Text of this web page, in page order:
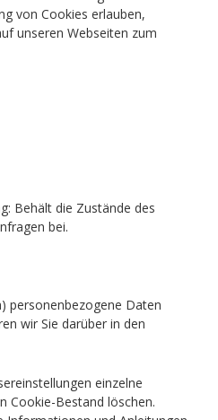
von Cookies erlauben,
unseren Webseiten zum
Behält die Zustände des
bei.
personenbezogene Daten
wir Sie darüber in den
einzelne
Cookie-Bestand löschen.